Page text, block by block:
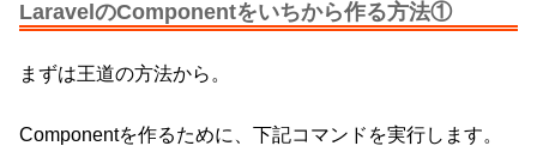
LaravelのComponentをいちから作る方法①
まずは王道の方法から。
Componentを作るために、下記コマンドを実行します。